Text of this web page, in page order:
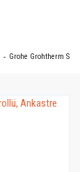
Grohe Grohtherm